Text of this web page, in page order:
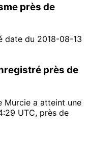
près de
date du 2018-08-13
près de
Murcie a atteint une
UTC, près de